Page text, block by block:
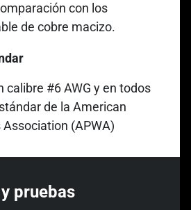
con los
de cobre macizo.
calibre #6 AWG y en todos
de la American
Association (APWA)
pruebas